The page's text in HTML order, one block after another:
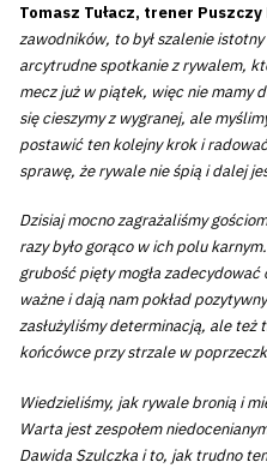
Tomasz Tułacz, trener Puszczy
zawodników, to był szalenie
arcytrudne spotkanie z rywalem,
mecz już w piątek, więc nie mamy
się cieszymy z wygranej, ale
postawić ten kolejny krok i
sprawę, że rywale nie śpią i dalej
Dzisiaj mocno zagrażaliśmy
razy było gorąco w ich polu
grubość pięty mogła
ważne i dają nam pokład
zasłużyliśmy determinacją, ale też
końcówce przy strzale w
Wiedzieliśmy, jak rywale bronią i
Warta jest zespołem
Dawida Szulczka i to, jak trudno